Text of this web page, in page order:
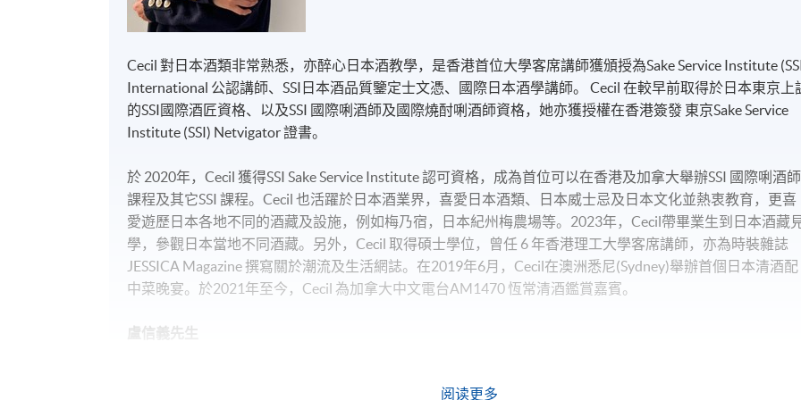
Cecil 對日本酒類非常熟悉，亦醉心日本酒教學，是香港首位大學客席講師獲頒授為Sake Service Institute
International 公認講師、SSI日本酒品質鑒定士文憑、國際日本酒學講師。 Cecil 在較早前取得於日本東京上
的SSI國際酒匠資格、以及SSI 國際唎酒師及國際燒酎唎酒師資格，她亦獲授權在香港簽發 東京Sake Service
Institute (SSI) Netvigator 證書。
於 2020年，Cecil 獲得SSI Sake Service Institute 認可資格，成為首位可以在香港及加拿大舉辦SSI 國際唎酒師
課程及其它SSI 課程。Cecil 也活躍於日本酒業界，喜愛日本酒類、日本威士忌及日本文化並熱衷教育，更喜
愛遊歷日本各地不同的酒藏及設施，例如梅乃宿，日本紀州梅農場等。2023年，Cecil帶畢業生到日本酒藏
學，參觀日本當地不同酒藏。另外，Cecil 取得碩士學位，曾任 6 年香港理工大學客席講師，亦為時裝雜誌
JESSICA Magazine 撰寫關於潮流及生活網誌。在2019年6月，Cecil在澳洲悉尼(Sydney)舉辦首個日本清酒配
中菜晚宴。於2021年至今，Cecil 為加拿大中文電台AM1470 恆常清酒鑑賞嘉賓。
盧信義先生
阅读更多